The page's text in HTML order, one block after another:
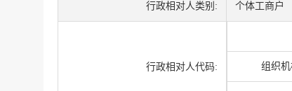
行政相对人类别: 个体工商户
行政相对人代码: 组织